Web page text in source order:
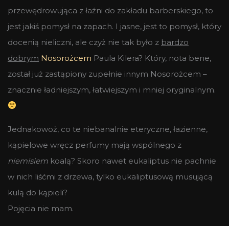
przewędrowująca z łaźni do zakładu barberskiego, to
jest jakiś pomysł na zapach. I jasne, jest to pomysł, który
docenią nieliczni, ale czyż nie tak było z bardzo
dobrym Nosorożcem Paula Kilera? Który, nota bene,
został już zastąpiony zupełnie innym Nosorożcem –
znacznie ładniejszym, łatwiejszym i mniej oryginalnym.
Jednakowoż, co te niebanalnie eteryczne, łazienne,
kąpielowe wręcz perfumy mają wspólnego z
niemisiem koalą? Skoro nawet eukaliptus nie pachnie
w nich liśćmi z drzewa, tylko eukaliptusową musującą
kulą do kąpieli?
Pojęcia nie mam.